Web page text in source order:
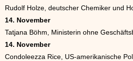
Rudolf Holze, deutscher Chemiker und
14. November
Tatjana Böhm, Ministerin ohne
14. November
Condoleezza Rice, US-amerikanische